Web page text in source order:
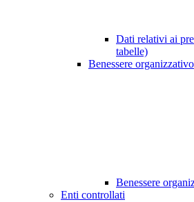
Dati relativi ai
tabelle)
Benessere organizzativo
Benessere
Enti controllati